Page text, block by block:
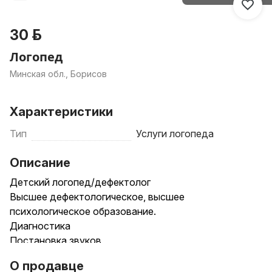
30 р.
Логопед
Минская обл., Борисов
Характеристики
Тип Услуги логопеда
Описание
Детский логопед/дефектолог
Высшее дефектологическое, высшее
психологическое образование.
Диагностика
Постановка звуков
Зондовый, аппаратный массаж
О продавце